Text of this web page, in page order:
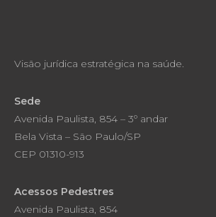
Visão jurídica estratégica na saúde.
Sede
Avenida Paulista, 854 – 3º andar
Bela Vista – São Paulo/SP
CEP 01310-913
Acessos Pedestres
Avenida Paulista, 854